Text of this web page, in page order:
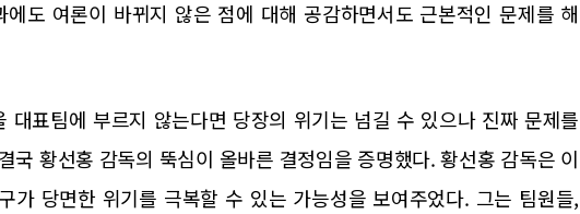
도 여론이 바뀌지 않은 점에 대해 공감하면서도 근본적인 문제를 해
대표팀에 부르지 않는다면 당장의 위기는 넘길 수 있으나 진짜 문제를
국 황선홍 감독의 뚝심이 올바른 결정임을 증명했다. 황선홍 감독은 이
가 당면한 위기를 극복할 수 있는 가능성을 보여주었다. 그는 팀원들,